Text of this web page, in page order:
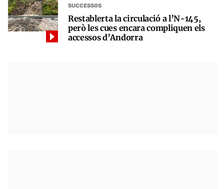
SUCCESSOS
Restablerta la circulació a l’N-145,
però les cues encara compliquen els
accessos d’Andorra